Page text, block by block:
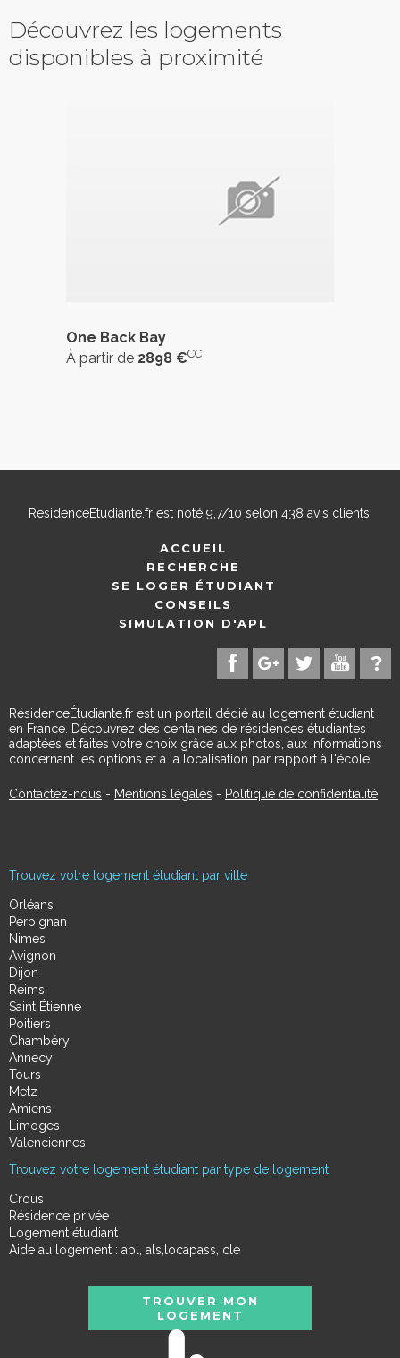
Découvrez les logements
disponibles à proximité
One Back Bay
À partir de 2898 €CC
ResidenceEtudiante.frest noté 9,7/10 selon 438 avis clients.
ACCUEIL
RECHERCHE
SE LOGER ÉTUDIANT
CONSEILS
SIMULATION D'APL
RésidenceÉtudiante.fr est un portail dédié au logement étudiant
en France. Découvrez des centaines de résidences étudiantes
adaptées et faites votre choix grâce aux photos, aux informations
concernant les options et à la localisation par rapport à l'école.
Contactez-nous - Mentions légales - Politique de confidentialité
Trouvez votre logement étudiant par ville
Orléans
Perpignan
Nimes
Avignon
Dijon
Reims
Saint Étienne
Poitiers
Chambéry
Annecy
Tours
Metz
Amiens
Limoges
Valenciennes
Trouvez votre logement étudiant par type de logement
Crous
Résidence privée
Logement étudiant
Aide au logement : apl, als,locapass, cle
TROUVER MON
LOGEMENT